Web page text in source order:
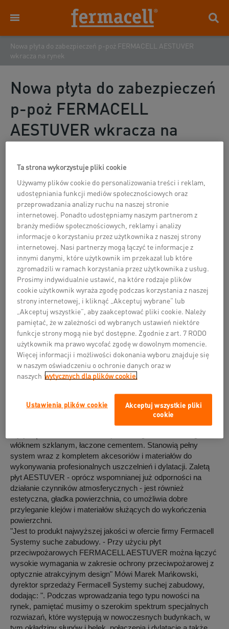
Nowa płyta do zabezpieczeń p-poż FERMACELL AESTUVER
wkracza na rynek
Nowa płyta do zabezpieczeń
p-poż FERMACELL
AESTUVER wkracza na
28.09.2016
Połączenie bezpieczeństwa pożarowego z gipsowymi i
cementowymi materiałami FERMACELL na rynku polskim ma
długą tradycję, kolejny produkt, który wzmocni pozycję marki
Fermacell na rynku płyt przeciwpożarowych, to tegoroczna
nowość - płyta Fermacell AESTUVER.
Płyty cementowe FERMACELL AESTUVER do zabezpieczeń
przeciwpożarowych spełniają wymogi najwyższej kategorii
użytkowania z uwzględnieniem przeznaczenia typu X według
ETAG 018-1 i mogą być bezproblemowo stosowane w
obszarze zewnętrznym – odporność na mróz i wodę. Oprócz
AESTUVER jest szeroki zakres zastosowań do ochrony
przeciwpozarowej dla ścian, stropów, obudów belek i kolumn
w celu zwiększenia odporności ogniowej istniejących struktur.
włóknem szklanym, łaczone cementem. Stanowią pełny
system wraz z kompletem akcesoriów i materiałów do
wykonywania profesionalnych uszczelnień i dylatacji. Zaletą
płyt AESTUVER - oprócz wspomnianej już odporności na
działanie czynników atmosferycznych - jest również
estetyczna, gładka powierzchnia, co umożliwia dobre
przyleganie klejów i materiałów służących do wykończenia
powierzchni.
"Jest to produkt najwyższej jakości w ofercie firmy Fermacell
Systemy suche zabudowy. - Przy użyciu płyt
przeciwpożarowych FERMACELL AESTUVER można łączyć
wysokie wymagania w zakresie ochrony przeciwpożarowej z
optycznie atrakcyjnym design" Mówi Marek Mańkowski,
dyrektor sprzedaży Fermacell Systemy suchej zabudowy,
dodając: ". Podczas wprowadzania tego typu nowości na
rynek, pamiętać musimy o szerokim spektrum specjalnych
rozwiazań, które występują w nowoczesnych budynkach, w
Ta strona wykorzystuje pliki cookie
Używamy plików cookie do personalizowania treści i reklam,
udostępniania funkcji mediów społecznościowych oraz
przeprowadzania analizy ruchu na naszej stronie
internetowej. Ponadto udostępniamy naszym partnerom z
branży mediów społecznościowych, reklamy i analizy
informacje o korzystaniu przez użytkownika z naszej strony
internetowej. Nasi partnerzy mogą łączyć te informacje z
innymi danymi, które użytkownik im przekazał lub które
zgromadzili w ramach korzystania przez użytkownika z usług.
Prosimy indywidualnie ustawić, na które rodzaje plików
cookie użytkownik wyraża zgodę podczas korzystania z naszej
strony internetowej, i kliknąć „Akceptuj wybrane” lub
„Akceptuj wszystkie”, aby zaakceptować pliki cookie. Należy
pamiętać, że w zależności od wybranych ustawień niektóre
funkcje strony mogą nie być dostępne. Zgodnie z art. 7 RODO
użytkownik ma prawo wycofać zgodę w dowolnym momencie.
Więcej informacji i możliwości dokonania wyboru znajduje się
w naszym oświadczeniu o ochronie danych oraz w
naszych wytycznych dla plików cookie.
Ustawienia plików cookie
Akceptuj wszystkie pliki
cookie